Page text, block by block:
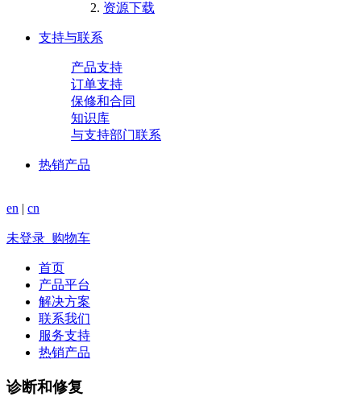
资源下载
支持与联系
产品支持
订单支持
保修和合同
知识库
与支持部门联系
热销产品
en | cn
未登录 购物车
首页
产品平台
解决方案
联系我们
服务支持
热销产品
诊断和修复